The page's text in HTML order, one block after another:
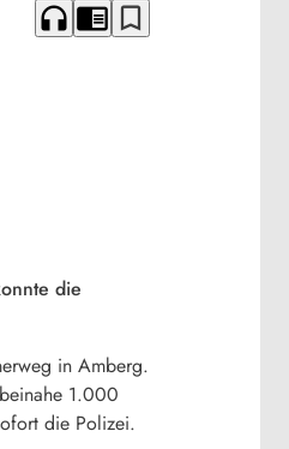
headphones chrome_reader_mode bookmark_border
die
in Amberg.
1.000
die Polizei.